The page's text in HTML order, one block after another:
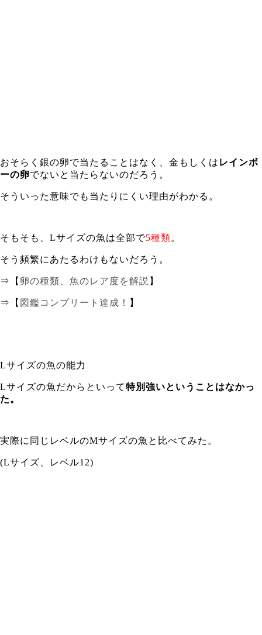
おそらく銀の卵で当たることはなく、金もしくは レインボ
ーの卵でないと当たらないのだろう。
そういった意味でも当たりにくい理由がわかる。
そもそも、Lサイズの魚は全部で5種類。
そう頻繁にあたるわけもないだろう。
⇒【 卵の種類、魚のレア度を解説 】
⇒【 図鑑コンプリート達成！ 】
Lサイズの魚の能力
Lサイズの魚だからといって特別強いということはなかっ
た。
実際に同じレベルのMサイズの魚と比べてみた。
(Lサイズ、レベル12)